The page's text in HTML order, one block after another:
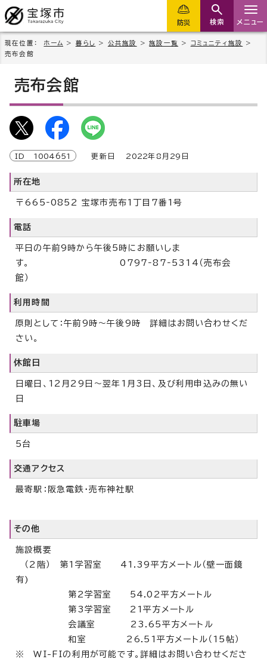
防災 検索 メニュー
現在位置： ホーム > 暮らし > 公共施設 >施設一覧 > コミュニティ施設
>
売布会館
売布会館
ID 1004651 更新日 2022年8月 29 日
所在地
〒665‐0852 宝塚市売布1丁目7番1号
電話
平日の午前9時から午後5時にお願いしま
す。 0797‐87‐5314（売布会
館）
利用時間
原則として：午前9時～午後9時 詳細はお問い合わせくだ
さい。
休館日
日曜日、12月29日～翌年1月3日、及び利用申込みの無い
日
駐車場
5台
交通アクセス
最寄駅：阪急電鉄・売布神社駅
その他
施設概要
（2階） 第1学習室 41.39平方メートル（壁一面鏡
有)
第2学習室 54.02平方メートル
第3学習室 21平方メートル
会議室 23.65平方メートル
和室 26.51平方メートル（15帖）
※ WI-FIの利用が可能です。詳細はお問い合わせくださ